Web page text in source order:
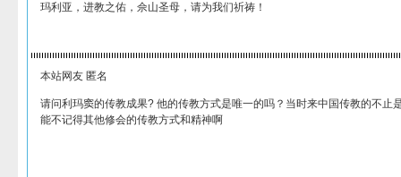
玛利亚，进教之佑，佘山圣母，请为我们祈祷！
本站网友 匿名
请问利玛窦的传教成果? 他的传教方式是唯一的吗？当时来中国传教的不止
能不记得其他修会的传教方式和精神啊